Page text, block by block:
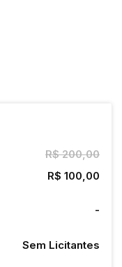
R$ 200,00
R$ 100,00
-
Sem Licitantes